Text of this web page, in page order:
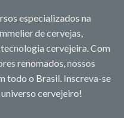
especializados na
de cervejas,
cervejeira. Com
renomados, nossos
todo o Brasil. Inscreva-se
cervejeiro!